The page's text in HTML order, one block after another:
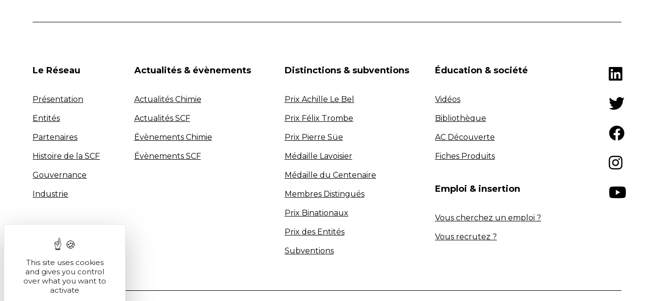
Le Réseau
Présentation
Entités
Partenaires
Histoire de la SCF
Gouvernance
Industrie
Actualités & évènements
Actualités Chimie
Actualités SCF
Évènements Chimie
Évènements SCF
Distinctions & subventions
Prix Achille Le Bel
Prix Félix Trombe
Prix Pierre Süe
Médaille Lavoisier
Médaille du Centenaire
Membres Distingués
Prix Binationaux
Prix des Entités
Subventions
Éducation & société
Vidéos
Bibliothèque
AC Découverte
Fiches Produits
Emploi & insertion
Vous cherchez un emploi ?
Vous recrutez ?
This site uses cookies
and gives you control
over what you want to
activate